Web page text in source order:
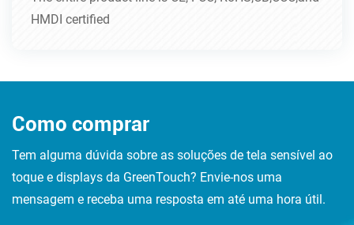
HMDI certified
Como comprar
Tem alguma dúvida sobre as soluções de tela sensível ao
toque e displays da GreenTouch? Envie-nos uma
mensagem e receba uma resposta em até uma hora útil.